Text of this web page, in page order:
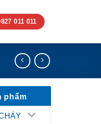
011 011
phẩm